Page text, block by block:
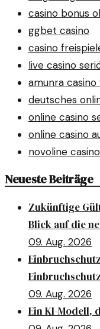
casino bonus
ggbet casino
casino
live casino
amunra
deutsches
online casino
online casino
novoline
Neueste Beiträge
Zukünftige
Blick auf die
09. Aug. 2026
09. Aug. 2026
Ein KI-Modell,